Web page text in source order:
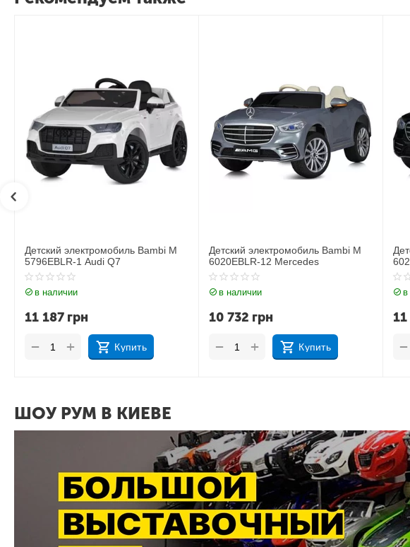
Детский электромобиль Bambi M
6020EBLR-12 Mercedes
в наличии
10 732грн
Купить
−
Детский электромобиль Bambi M
6020EBLR-2 Mercedes
в наличии
11 535 грн
Купить
−
ШОУ РУМ В КИЕВЕ